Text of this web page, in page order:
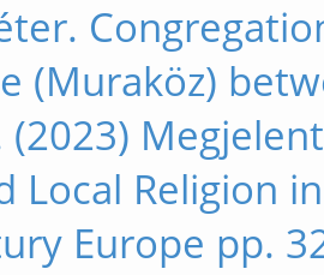
(Muraköz)
(2023)
Local Religion
Europe pp.